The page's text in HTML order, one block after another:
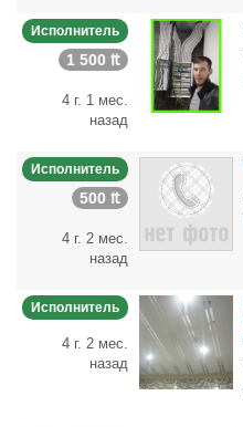
Исполнитель
1 500 ₶
4 г. 1 мес.
назад
Исполнитель
500 ₶
4 г. 2 мес.
назад
Исполнитель
4 г. 2 мес.
назад